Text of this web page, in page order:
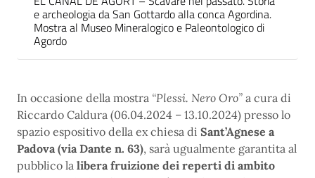
e archeologia da San Gottardo alla conca Agordina.
Mostra al Museo Mineralogico e Paleontologico di
Agordo
In occasione della mostra “Plessi. Nero Oro” a cura di
Riccardo Caldura (06.04.2024 – 13.10.2024) presso lo
spazio espositivo della ex chiesa di Sant’Agnese a
Padova (via Dante n. 63), sarà ugualmente garantita al
pubblico la libera fruizione dei reperti di ambito